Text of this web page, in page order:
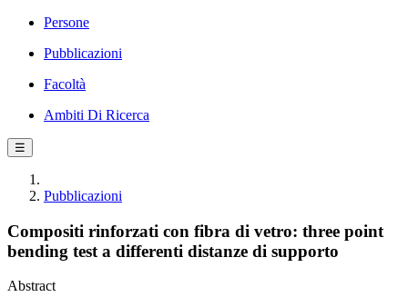
Persone
Pubblicazioni
Facoltà
Ambiti Di Ricerca
☰
Pubblicazioni
Compositi rinforzati con fibra di vetro: three point
bending test a differenti distanze di supporto
Abstract